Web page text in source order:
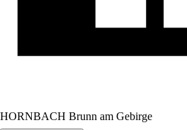
HORNBACH Brunn am Gebirge